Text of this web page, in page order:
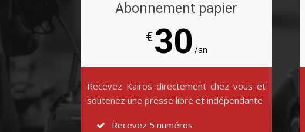
Abonnement papier
€30 /an
Recevez Kairos directement chez vous et
soutenez une presse libre et indépendante
Recevez 5 numéros